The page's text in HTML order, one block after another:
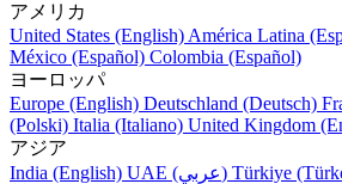
アメリカ
United States (English) América Latina
México (Español) Colombia (Español)
ヨーロッパ
Europe (English) Deutschland (Deutsch)
(Polski) Italia (Italiano) United Kingdom
アジア
India (English)
UAE (عربي) Türkiye